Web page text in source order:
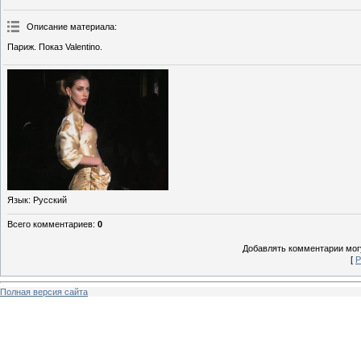
Описание материала:
Париж. Показ Valentino.
Язык: Русский
Всего комментариев: 0
Добавлять комментарии
[
Полная версия сайта